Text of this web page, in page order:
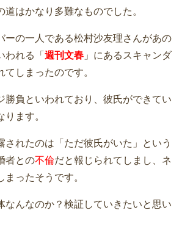
はかなり多難なものでした。
ーの一人である松村沙友理さんがあの
われる「 週刊文春 」にあるスキャンダ
しまったのです。
勝負といわれており、彼氏ができてい
ます。
されたのは「ただ彼氏がいた」という
者との不倫だと報じられてしまし、ネ
ったそうです。
なんなのか？検証していきたいと思い